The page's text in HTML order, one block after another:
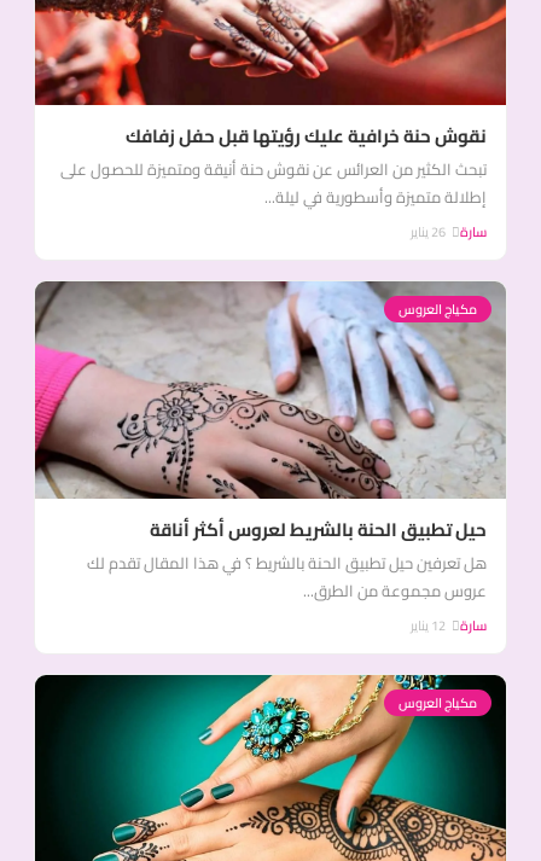
نقوش حنة خرافية عليك رؤيتها قبل حفل زفافك
تبحث الكثير من العرائس عن نقوش حنة أنيقة ومتميزة للحصول على
إطلالة متميزة وأسطورية في ليلة...
سارة
مكياج العروس
حيل تطبيق الحنة بالشريط لعروس أكثر أناقة
هل تعرفين حيل تطبيق الحنة بالشريط ؟ في هذا المقال تقدم لك
عروس مجموعة من الطرق...
سارة
مكياج العروس